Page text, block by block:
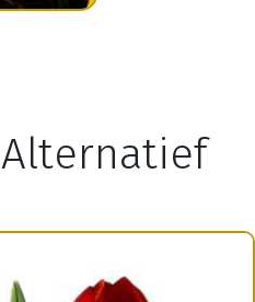
Alternatief